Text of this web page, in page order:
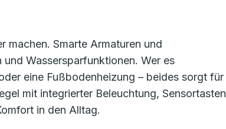
machen. Smarte Armaturen und
Wassersparfunktionen. Wer es
eine Fußbodenheizung – beides sorgt für
mit integrierter Beleuchtung, Sensortasten
in den Alltag.